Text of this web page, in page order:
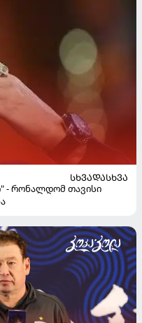
ᲡᲮᲕᲐᲓᲐᲡᲮᲕᲐ
- რონალდომ თავისი